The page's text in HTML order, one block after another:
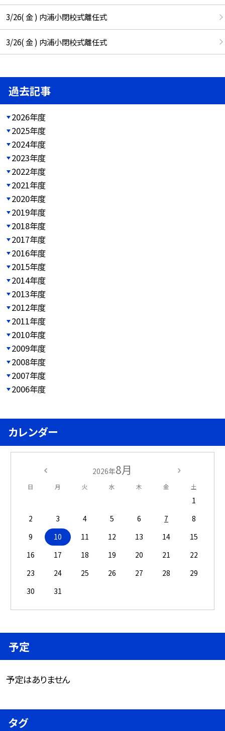
3/26( 金 ) 内浦小閉校式離任式
3/26( 金 ) 内浦小閉校式離任式
過去記事
2026年度
2025年度
2024年度
2023年度
2022年度
2021年度
2020年度
2019年度
2018年度
2017年度
2016年度
2015年度
2014年度
2013年度
2012年度
2011年度
2010年度
2009年度
2008年度
2007年度
2006年度
カレンダー
2026年8月
日 月 火 水 木 金 土
1
2
3 4 5 6 7
8
9
10 11 12 13 14
15
16
17 18 19 20 21
22
23
24 25 26 27 28
29
30
31
予定
予定はありません
タグ